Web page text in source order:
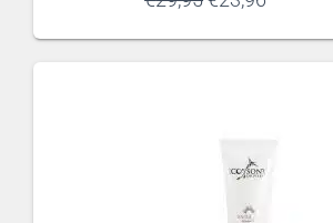
was:
is: